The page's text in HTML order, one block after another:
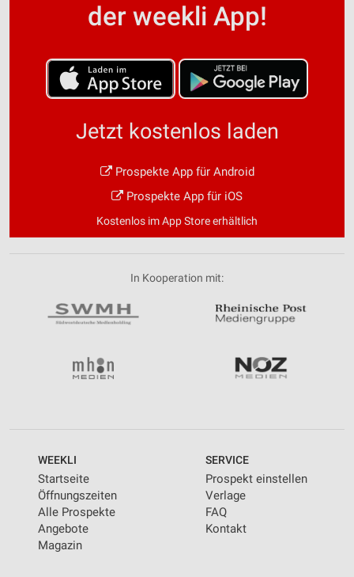
der weekli App!
Jetzt kostenlos laden
Prospekte App für Android
Prospekte App für iOS
Kostenlos im App Store erhältlich
In Kooperation mit:
WEEKLI
Startseite
Öffnungszeiten
Alle Prospekte
Angebote
Magazin
SERVICE
Prospekt einstellen
Verlage
FAQ
Kontakt